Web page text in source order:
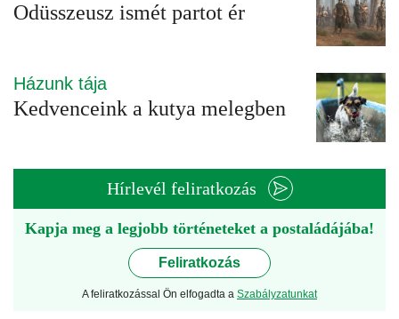
Odüsszeusz ismét partot ér
Házunk tája
Kedvenceink a kutya melegben
Hírlevél feliratkozás
Kapja meg a legjobb történeteket a postaládájába!
Feliratkozás
A feliratkozással Ön elfogadta a Szabályzatunkat